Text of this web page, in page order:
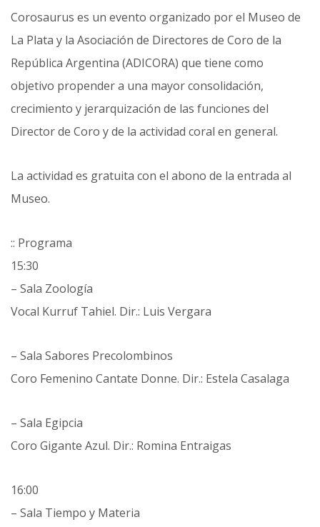
Corosaurus es un evento organizado por el Museo de
La Plata y la Asociación de Directores de Coro de la
República Argentina (ADICORA) que tiene como
objetivo propender a una mayor consolidación,
crecimiento y jerarquización de las funciones del
Director de Coro y de la actividad coral en general.
La actividad es gratuita con el abono de la entrada al
Museo.
:: Programa
15:30
– Sala Zoología
Vocal Kurruf Tahiel. Dir.: Luis Vergara
– Sala Sabores Precolombinos
Coro Femenino Cantate Donne. Dir.: Estela Casalaga
– Sala Egipcia
Coro Gigante Azul. Dir.: Romina Entraigas
16:00
– Sala Tiempo y Materia